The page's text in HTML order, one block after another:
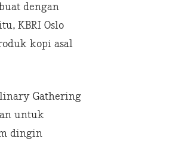
dengan
KBRI Oslo
kopi asal
Gathering
untuk
dingin